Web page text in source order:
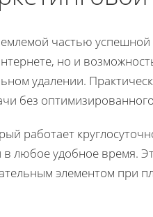
частью успешной
но и
удалении.
без
работает
любое удобное время.
элементом при